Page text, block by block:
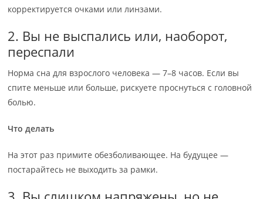
корректируется очками или линзами.
2. Вы не выспались или, наоборот,
переспали
Норма сна для взрослого человека — 7–8 часов. Если вы
спите меньше или больше, рискуете проснуться с головной
болью.
Что делать
На этот раз примите обезболивающее. На будущее —
постарайтесь не выходить за рамки.